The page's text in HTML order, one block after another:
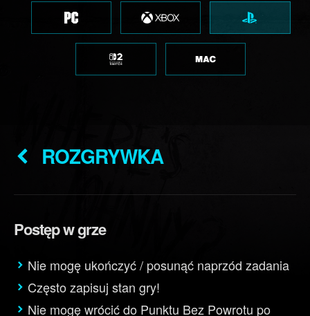
ROZGRYWKA
Postęp w grze
Nie mogę ukończyć / posunąć naprzód zadania
Często zapisuj stan gry!
Nie mogę wrócić do Punktu Bez Powrotu po